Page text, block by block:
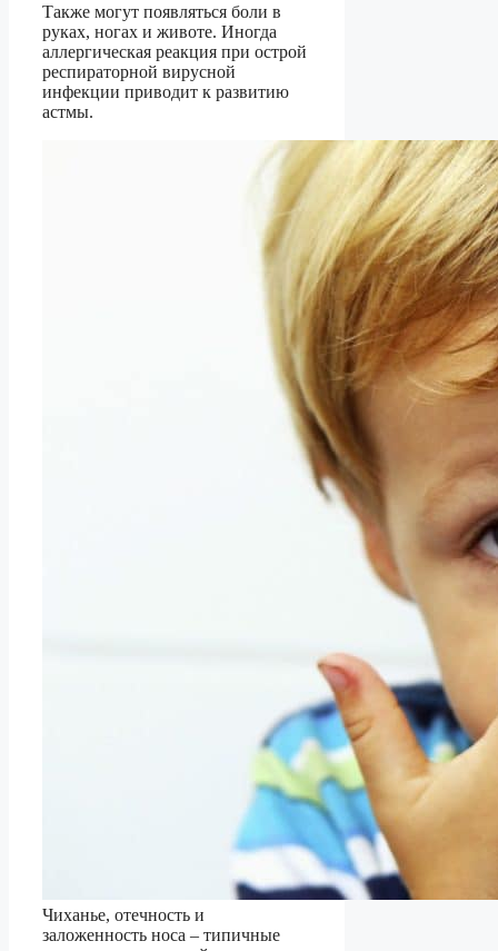
Также могут появляться боли в
руках, ногах и животе. Иногда
аллергическая реакция при острой
респираторной вирусной
инфекции приводит к развитию
астмы.
Чиханье, отечность и
заложенность носа – типичные